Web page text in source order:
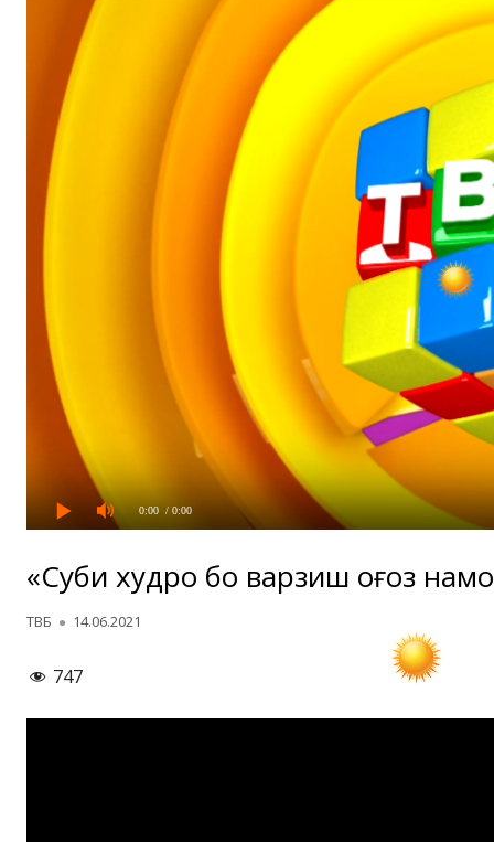
0:00 / 0:00
«Субҳи худро бо варзиш оғоз
Автор
ТВБ Опубликовано
14.06.2021
747